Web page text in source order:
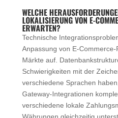
WELCHE
LOKALISIERUNG VON E-
ERWARTEN?
Technische
Anpassung von E-
Märkte auf.
Schwierigkeiten mit der
verschiedene Sprachen
Gateway-Integrationen
verschiedene lokale
Währungen gleichzeitig